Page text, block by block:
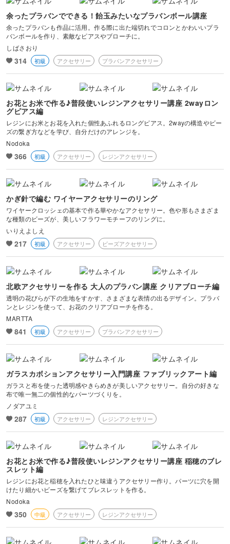
余ったプラバンでできる！飴玉みたいなプラバンボール講座
余ったプラバンも作品に活用。作る際に出た端切れでコロンとかわいいプラ
バンボールを作り、素敵なピアスやブローチに。
しばさおり
314 初級 アクセサリー プラバンアクセサリー
お花とお米で作る♪普段使いレジンアクセサリー講座 2wayロン
グピアス編
レジンにお米とお花を入れた個性あふれるロングピアス。2wayの構造やビー
ズの繋ぎ方などを学び、自分だけのアレンジを。
Nodoka
366 初級 アクセサリー レジンアクセサリー
かぎ針で編む ワイヤーアクセサリーのリング
ワイヤークロッシェの基本で作る華やかなアクセサリー。色や形もさまざま
な種類のビーズが、美しいフラワーモチーフのリングに。
いりえよしえ
217 初級 アクセサリー ビーズアクセサリー
北欧アクセサリーを作る 大人のプラバン講座 クリアブローチ編
透明の花びらが下の生地をすかす、さまざまな表情の出るデザイン。プラバ
ンとレジンを使って、お花のクリアブローチを作る。
MARTTA
841 初級 アクセサリー プラバンアクセサリー
ガラスカボションアクセサリー入門講座 ファブリックアート編
ガラスと布を使った透明感やきらめきが美しいアクセサリー。自分の好きな
布で唯一無二の個性的なパーツづくりを。
ノダアユミ
287 初級 アクセサリー レジンアクセサリー
お花とお米で作る♪普段使いレジンアクセサリー講座 稲穂のブレ
スレット編
レジンにお花と稲穂を入れたひと味違うアクセサリー作り。パーツに穴を開
けたり細かいビーズを繋げてブレスレットを作る。
Nodoka
350 中級 アクセサリー レジンアクセサリー